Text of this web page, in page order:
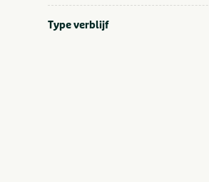
Type verblijf